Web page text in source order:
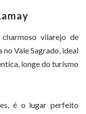
vilarejo de
no Vale Sagrado, ideal
longe do turismo
é o lugar perfeito